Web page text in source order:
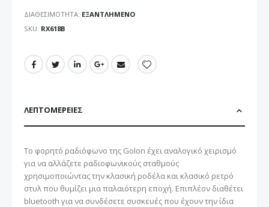
ΔΙΑΘΕΣΙΜΌΤΗΤΑ: ΕΞΑΝΤΛΗΜΈΝΟ
SKU RX618B
ΛΕΠΤΟΜΈΡΕΙΕΣ
Το φορητό ραδιόφωνο της Golon έχει αναλογικό χειρισμό
για να αλλάζετε ραδιοφωνικούς σταθμούς
χρησιμοποιώντας την κλασική ροδέλα και κλασικό ρετρό
στυλ που θυμίζει μια παλαιότερη εποχή. Επιπλέον διαθέτει
bluetooth για να συνδέσετε συσκευές που έχουν την ίδια